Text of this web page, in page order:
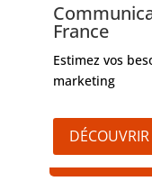
France
Estimez vos
marketing
DÉCOUVRIR